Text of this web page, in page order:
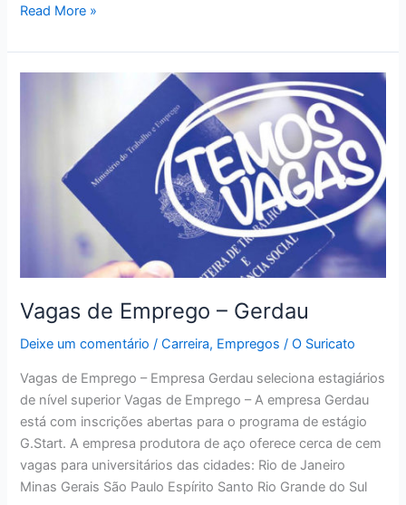
Vagas
Emprego
–
Read More »
Vagas de Emprego – Gerdau
Deixe um comentário /Carreira, Empregos /O Suricato
Vagas de Emprego – Empresa Gerdau seleciona estagiários
de nível superior Vagas de Emprego – A empresa Gerdau
está com inscrições abertas para o programa de estágio
G.Start. A empresa produtora de aço oferece cerca de cem
vagas para universitários das cidades: Rio de Janeiro
Minas Gerais São Paulo Espírito Santo Rio Grande do Sul